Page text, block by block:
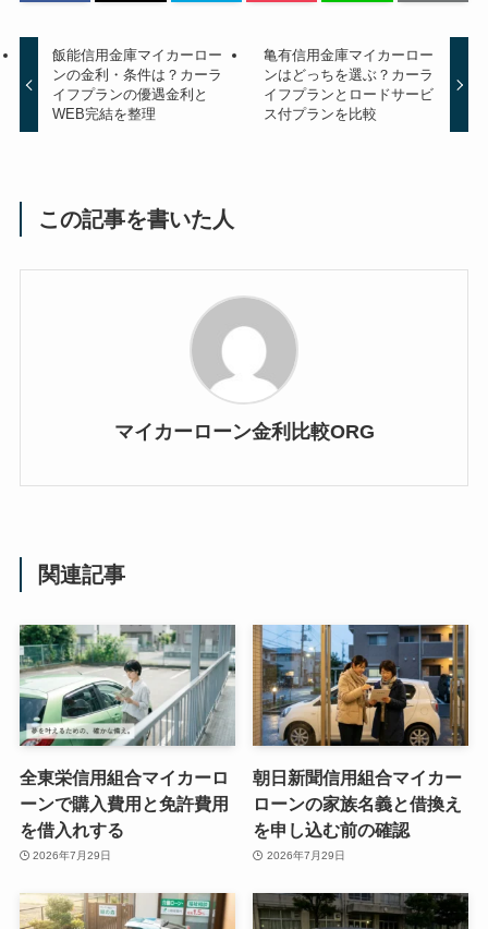
飯能信用金庫マイカーロー
ンの金利・条件は？カーラ
イフプランの優遇金利と
WEB完結を整理
亀有信用金庫マイカーロー
ンはどっちを選ぶ？カーラ
イフプランとロードサービ
ス付プランを比較
この記事を書いた人
マイカーローン金利比較ORG
関連記事
全東栄信用組合マイカーロ
ーンで購入費用と免許費用
を借入れする
2026年7月29日
朝日新聞信用組合マイカー
ローンの家族名義と借換え
を申し込む前の確認
2026年7月29日